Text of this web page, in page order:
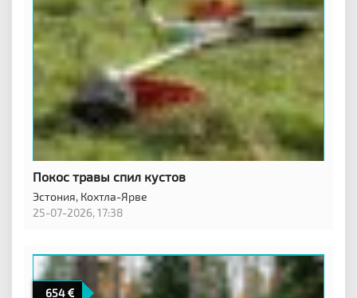
Покос травы спил кустов
Эстония, Кохтла-Ярве
25-07-2026, 17:38
654